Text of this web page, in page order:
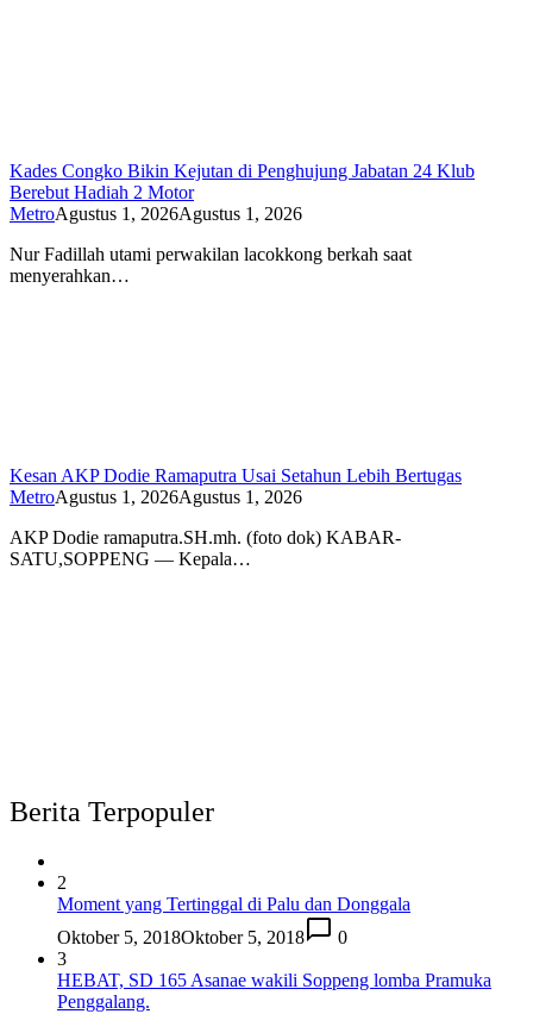
Kades Congko Bikin Kejutan di Penghujung Jabatan 24 Klub
Berebut Hadiah 2 Motor
MetroAgustus 1, 2026Agustus 1, 2026
Nur Fadillah utami perwakilan lacokkong berkah saat
menyerahkan…
Kesan AKP Dodie Ramaputra Usai Setahun Lebih Bertugas
MetroAgustus 1, 2026Agustus 1, 2026
AKP Dodie ramaputra.SH.mh. (foto dok) KABAR-
SATU,SOPPENG — Kepala…
Berita Terpopuler
2
Moment yang Tertinggal di Palu dan Donggala
Oktober 5, 2018Oktober 5, 2018
0
3
HEBAT, SD 165 Asanae wakili Soppeng lomba Pramuka
Penggalang.